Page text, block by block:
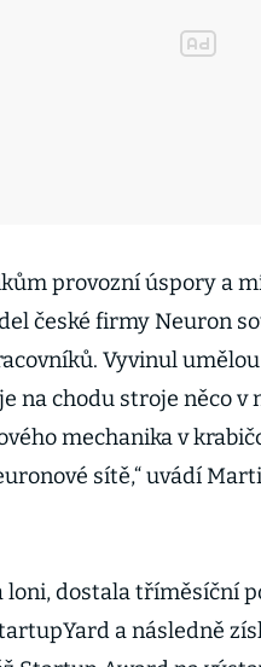
provozní úspory a
české firmy Neuron
Vyvinul
na chodu stroje něco
mechanika v
sítě,“ uvádí
loni, dostala tříměsíční
a následně